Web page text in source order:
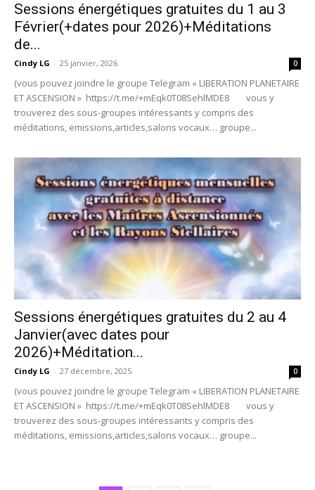
Sessions énergétiques gratuites du 1 au 3
Février(+dates pour 2026)+Méditations
de...
Cindy LG - 25 janvier, 2026 0
(vous pouvez joindre le groupe Telegram « LIBERATION PLANETAIRE
ET ASCENSION » https://t.me/+mEqk0T08SehlMDE8 vous y
trouverez des sous-groupes intéressants y compris des
méditations, emissions,articles,salons vocaux… groupe...
Sessions énergétiques gratuites du 2 au 4
Janvier(avec dates pour
2026)+Méditation...
Cindy LG - 27 décembre, 2025 0
(vous pouvez joindre le groupe Telegram « LIBERATION PLANETAIRE
ET ASCENSION » https://t.me/+mEqk0T08SehlMDE8 vous y
trouverez des sous-groupes intéressants y compris des
méditations, emissions,articles,salons vocaux… groupe...